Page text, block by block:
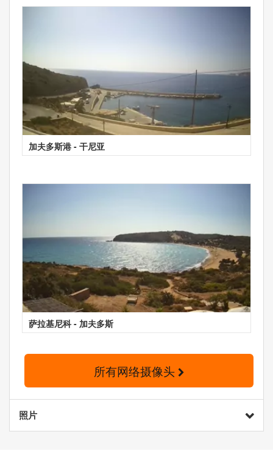
加夫多斯港 - 干尼亚
萨拉基尼科 - 加夫多斯
所有网络摄像头
照片